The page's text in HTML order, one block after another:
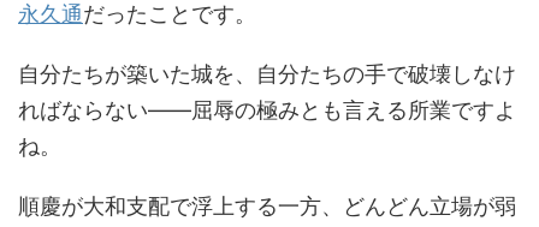
永久通だったことです。
自分たちが築いた城を、自分たちの手で破壊しなけ
ればならない――屈辱の極みとも言える所業ですよ
ね。
順慶が大和支配で浮上する一方、どんどん立場が弱